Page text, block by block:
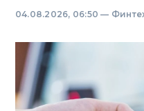
04.08.2026, 06:50 —